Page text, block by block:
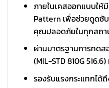
ภายในเคสออกแบบให้
Pattern เพื่อช่วยดูดซั
คุณปลอดภัยในทุกสถ
ผ่านมาตรฐานการทด
(MIL-STD 810G
รองรับแรงกระแทกได้